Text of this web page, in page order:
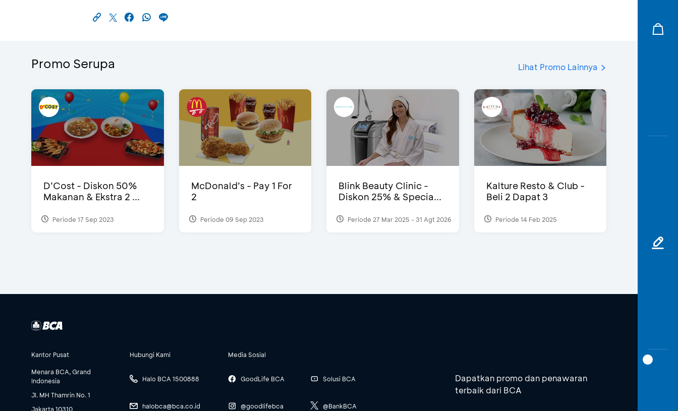
Promo Serupa Lihat Promo Lainnya
D’Cost - Diskon 50%
Makanan & Ekstra 2 ...
Periode 17 Sep 2023
McDonald’s - Pay 1 For
2
Periode 09 Sep 2023
Blink Beauty Clinic -
Diskon 25% & Specia...
Periode 27 Mar 2025 - 31 Agt 2026
Kalture Resto & Club -
Beli 2 Dapat 3
Periode 14 Feb 2025
Kantor Pusat
Menara BCA, Grand
Indonesia
Jl. MH Thamrin No. 1
Jakarta 10310
Hubungi Kami
Halo BCA 1500888
halobca@bca.co.id
Media Sosial
GoodLife BCA
@goodlifebca
Solusi BCA
@BankBCA
Dapatkan promo dan penawaran
terbaik dari BCA